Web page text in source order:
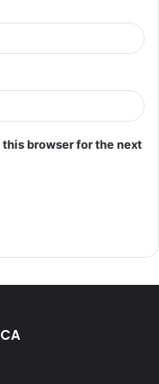
browser for the next